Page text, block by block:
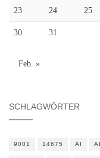
23 24 25
30 31
Feb. »
SCHLAGWÖRTER
9001 14675 AI